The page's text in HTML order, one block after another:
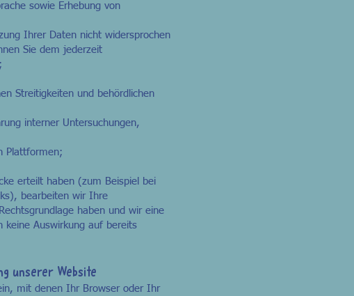
sowie Erhebung von
Ihrer Daten nicht widersprochen
Sie dem jederzeit
Streitigkeiten und behördlichen
interner Untersuchungen,
Plattformen;
erteilt haben (zum Beispiel bei
bearbeiten wir Ihre
haben und wir eine
keine Auswirkung auf bereits
unserer Website
mit denen Ihr Browser oder Ihr